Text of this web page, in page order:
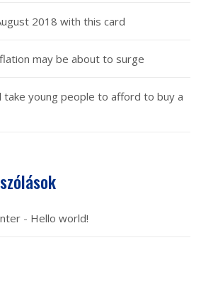
2018 with this card
may be about to surge
take young people to afford to buy a
- Hello world!